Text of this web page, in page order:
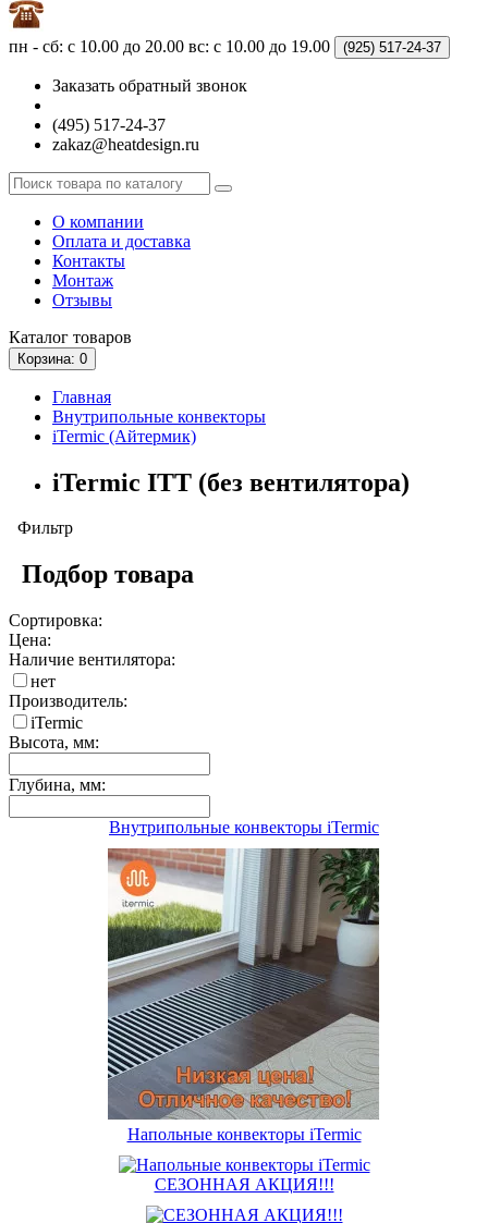
пн - сб: с 10.00 до 20.00 вс: с 10.00 до 19.00 (925) 517-24-37
Заказать обратный звонок
(495) 517-24-37
zakaz@heatdesign.ru
О компании
Оплата и доставка
Контакты
Монтаж
Отзывы
Каталог товаров
Корзина: 0
Главная
Внутрипольные конвекторы
iTermic (Айтермик)
iTermic ITT (без вентилятора)
Фильтр
Подбор товара
Сортировка:
Цена:
Наличие вентилятора:
нет
Производитель:
iTermic
Высота, мм:
Глубина, мм:
Внутрипольные конвекторы iTermic
Напольные конвекторы iTermic
СЕЗОННАЯ АКЦИЯ!!!